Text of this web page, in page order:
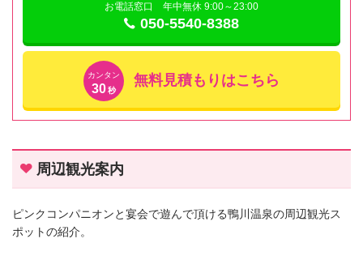
お電話窓口 年中無休 9:00～23:00
050-5540-8388
カンタン
30秒
無料見積もりはこちら
周辺観光案内
ピンクコンパニオンと宴会で遊んで頂ける鴨川温泉の周辺観光ス
ポットの紹介。